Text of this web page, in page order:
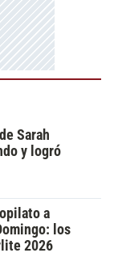
Sarah
y logró
a
los
2026